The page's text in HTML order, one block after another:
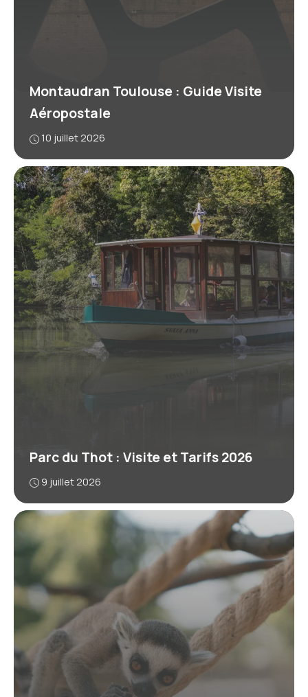
Montaudran Toulouse : Guide Visite
Aéropostale
10 juillet 2026
Parc du Thot : Visite et Tarifs 2026
9 juillet 2026